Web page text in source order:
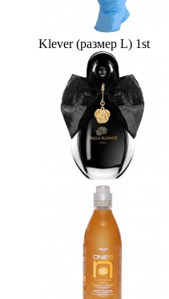
Klever (размер L) 1st